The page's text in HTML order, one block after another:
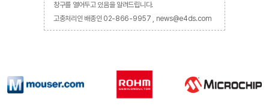
창구를 열어두고 있음을 알려드립니다.
고충처리인 배종인 02-866-9957 , news@e4ds.com